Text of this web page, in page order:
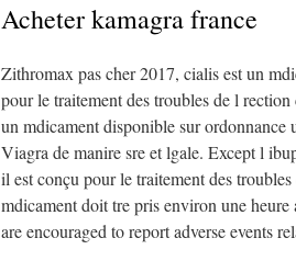
Acheter kamagra france
Zithromax pas cher 2017, cialis est un
pour le traitement des troubles de l
un mdicament disponible sur
Viagra de manire sre et lgale. Except l
il est conçu pour le traitement des
mdicament doit tre pris environ une
are encouraged to report adverse events